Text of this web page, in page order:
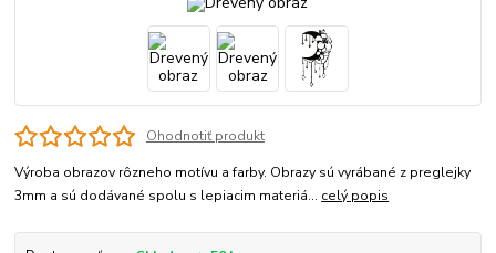
Ohodnotiť produkt
Výroba obrazov rôzneho motívu a farby. Obrazy sú vyrábané z preglejky
3mm a sú dodávané spolu s lepiacim materiá... celý popis